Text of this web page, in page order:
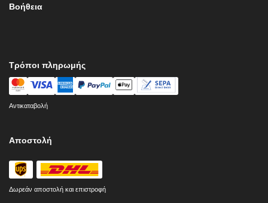
Βοήθεια
Τρόποι πληρωμής
Αντικαταβολή
Αποστολή
Δωρεάν αποστολή και επιστροφή